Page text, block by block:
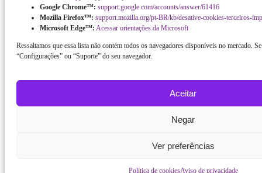
Google Chrome™: support.google.com/accounts/answer/61416
Mozilla Firefox™: support.mozilla.org/pt-BR/kb/desative-cookies-terceiros-
Microsoft Edge™: Acessar orientações da Microsoft
Ressaltamos que essa lista não contém todos os navegadores disponíveis no mercado.
“Configurações” ou “Suporte” do seu navegador.
Aceitar
Negar
Ver preferências
Política de cookiesAviso de privacidade